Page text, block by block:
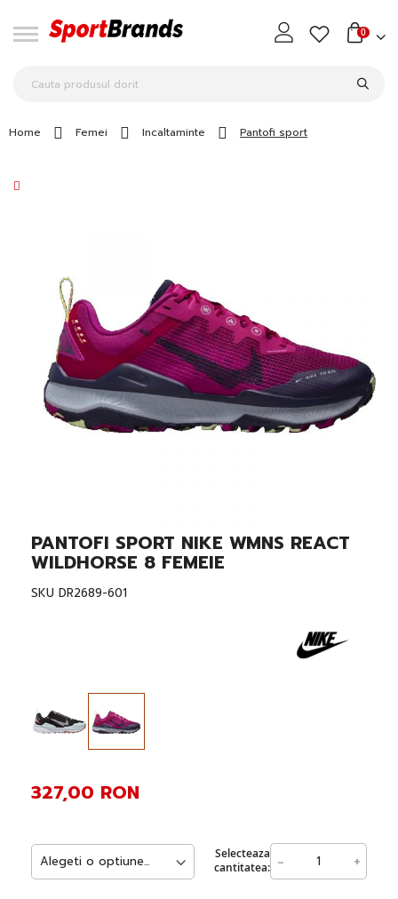
0
Home Femei Incaltaminte Pantofi sport
images
gallery
Skip
to
the
beginning
of
PANTOFI SPORT NIKE WMNS REACT
WILDHORSE 8 FEMEIE
SKU DR2689-601
Selecteaza
cantitatea: - +
327,00 RON